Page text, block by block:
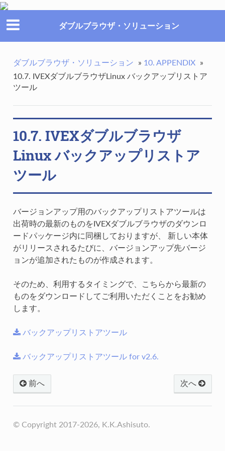
ダブルブラウザ・ソリューション
ダブルブラウザ・ソリューション » 10. APPENDIX »
10.7. IVEXダブルブラウザLinux バックアップリストア
ツール
10.7. IVEXダブルブラウザ
Linux バックアップリストア
ツール
バージョンアップ用のバックアップリストアツールは
出荷時の最新のものをIVEXダブルブラウザのダウンロ
ードパッケージ内に同梱しておりますが、 新しい本体
がリリースされるたびに、バージョンアップ先バージ
ョンが追加されたものが作成されます。
そのため、利用するタイミングで、こちらから最新の
ものをダウンロードしてご利用いただくことをお勧め
します。
バックアップリストアツール
バックアップリストアツール for v2.6.
次へ
前へ
© Copyright 2017-2026, K.K.Ashisuto.